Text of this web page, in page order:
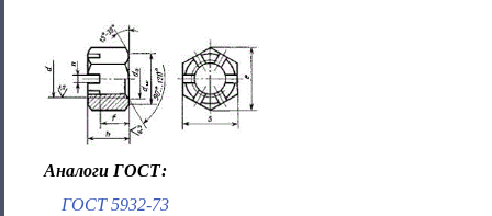
Аналоги ГОСТ:
ГОСТ 5932-73